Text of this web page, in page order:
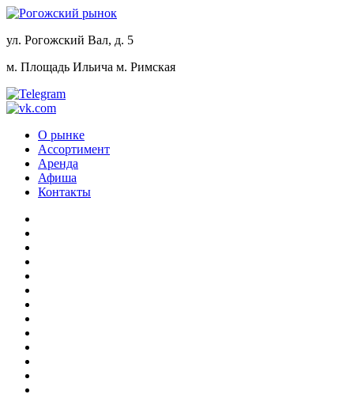
ул. Рогожский Вал, д. 5
м. Площадь Ильича м. Римская
О рынке
Ассортимент
Аренда
Афиша
Контакты